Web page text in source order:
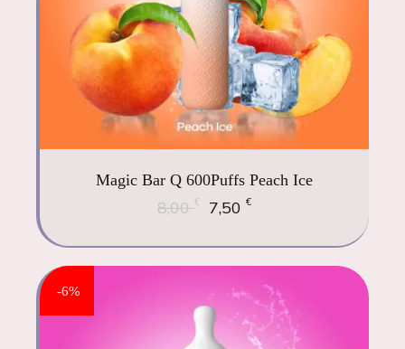
Magic Bar Q 600Puffs Peach Ice
8,00€ 7,50 €
-6%